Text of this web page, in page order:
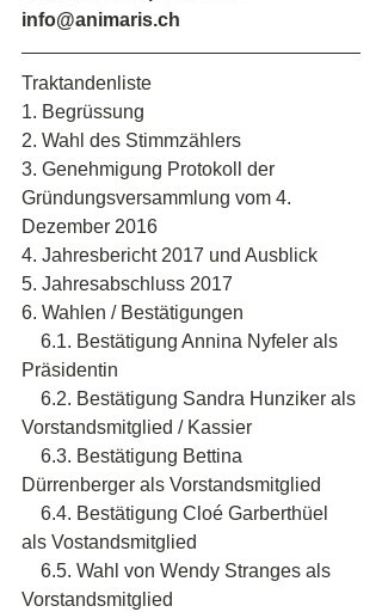
info@animaris.ch
Traktandenliste
1. Begrüssung
2. Wahl des Stimmzählers
3. Genehmigung Protokoll der
Gründungsversammlung vom 4.
Dezember 2016
4. Jahresbericht 2017 und Ausblick
5. Jahresabschluss 2017
6. Wahlen / Bestätigungen
Präsidentin
Vorstandsmitglied / Kassier
Dürrenberger als Vorstandsmitglied
als Vostandsmitglied
Vorstandsmitglied